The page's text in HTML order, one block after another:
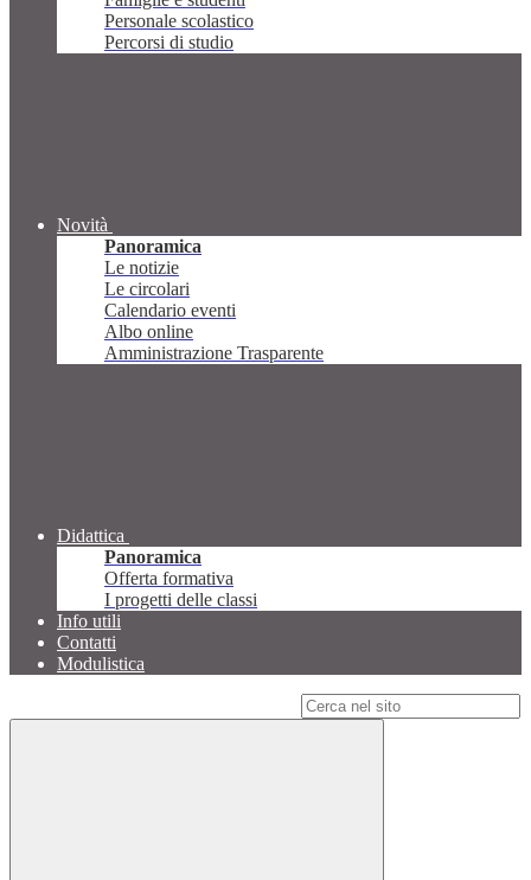
Personale scolastico
Percorsi di studio
Novità
Panoramica
Le notizie
Le circolari
Calendario eventi
Albo online
Amministrazione Trasparente
Didattica
Panoramica
Offerta formativa
I progetti delle classi
Info utili
Contatti
Modulistica